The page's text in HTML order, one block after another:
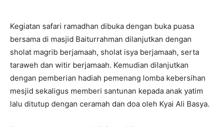
Kegiatan safari ramadhan dibuka dengan buka puasa
bersama di masjid Baiturrahman dilanjutkan dengan
sholat magrib berjamaah, sholat isya berjamaah, serta
taraweh dan witir berjamaah. Kemudian dilanjutkan
dengan pemberian hadiah pemenang lomba kebersihan
mesjid sekaligus memberi santunan kepada anak yatim
lalu ditutup dengan ceramah dan doa oleh Kyai Ali Basya.